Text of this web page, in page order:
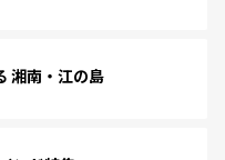
湘南・江の島